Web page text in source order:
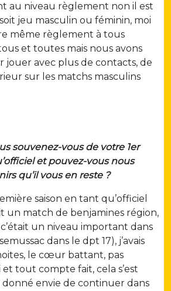
au niveau règlement non il est
jeu masculin ou féminin, moi
même règlement à tous
et toutes mais nous avons
jouer avec plus de contacts, de
sur les matchs masculins
souvenez-vous de votre 1er
et pouvez-vous nous
qu’il vous en reste ?
saison en tant qu’officiel
un match de benjamines région,
un niveau important dans
dans le dpt 17), j’avais
le cœur battant, pas
tout compte fait, cela s’est
donné envie de continuer dans